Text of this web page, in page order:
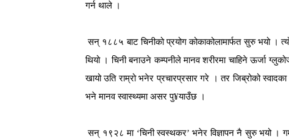
गर्न थाले ।
सन् १८८५ बाट चिनीको प्रयोग कोकाकोलामार्फत सुरु भयो ।
थियो । चिनी बनाउने कम्पनीले मानव शरीरमा चाहिने ऊर्जा
खायो उति राम्रो भनेर प्रचारप्रसार गरे । तर जिब्रोको
भने मानव स्वास्थ्यमा असर पु¥याउँछ ।
सन् १९२८ मा ‘चिनी स्वस्थकर’ भनेर विज्ञापन नै सुरु भयो ।